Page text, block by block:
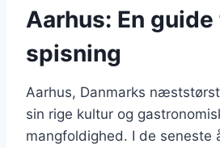
Aarhus: En
spisning
Aarhus, Danmarks
sin rige kultur og
mangfoldighed. I de seneste